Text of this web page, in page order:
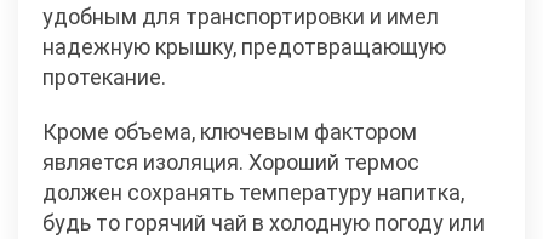
удобным для транспортировки и имел
надежную крышку, предотвращающую
протекание.
Кроме объема, ключевым фактором
является изоляция. Хороший термос
должен сохранять температуру напитка,
будь то горячий чай в холодную погоду или